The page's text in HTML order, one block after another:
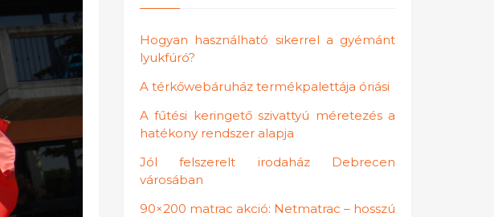
Hogyan használható sikerrel a gyémánt
lyukfúró?
A térkőwebáruház termékpalettája óriási
A fűtési keringető szivattyú méretezés a
hatékony rendszer alapja
Jól felszerelt irodaház Debrecen
városában
90×200 matrac akció: Netmatrac – hosszú